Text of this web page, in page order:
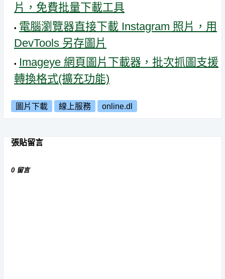
片，免費批量下載工具
電腦瀏覽器直接下載 Instagram 照片，用
DevTools 另存圖片
Imageye 網頁圖片下載器，批次抓圖支援
轉換格式(擴充功能)
圖片下載 線上服務 online.dl
張貼留言
0 留言